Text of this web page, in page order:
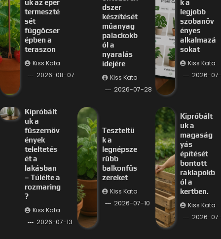
uk az eper
termeszté
sét
függőcser
épben a
teraszon
Kiss Kata
2026-08-07
dszer
készítését
műanyag
palackokb
ól a
nyaralás
idejére
Kiss Kata
2026-07-28
k a
legjobb
szobanöv
ényes
alkalmazá
sokat
Kiss Kata
2026-
Kipróbált
uk a
fűszernöv
ények
teleltetés
ét a
lakásban
– Túlélte a
rozmaring
?
Kiss Kata
2026-07-13
Teszteltü
k a
legnépsze
rűbb
balkonfűs
zereket
Kiss Kata
2026-07-10
Kipróbált
uk a
magaság
yás
építését
bontott
raklapokb
ól a
kertben.
Kiss Kata
2026-